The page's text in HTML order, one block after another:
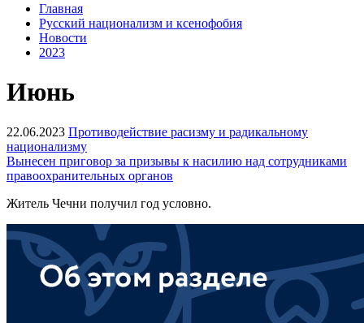
Главная
Русский национализм и ксенофобия
Новости
2023
Июнь
22.06.2023 Противодействие расизму и радикальному
национализму
Вынесен приговор за призывы к насилию над сотрудниками
правоохранительных органов
Житель Чечни получил год условно.